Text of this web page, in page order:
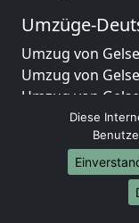
Umzüge-
Umzug von
Umzug von
Umzug von
Umzug von
Umzug von
Umzug von
Umzug von
Umzug von
Diese